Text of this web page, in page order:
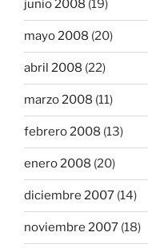
junio 2008 (19)
mayo 2008 (20)
abril 2008 (22)
marzo 2008 (11)
febrero 2008 (13)
enero 2008 (20)
diciembre 2007 (14)
noviembre 2007 (18)